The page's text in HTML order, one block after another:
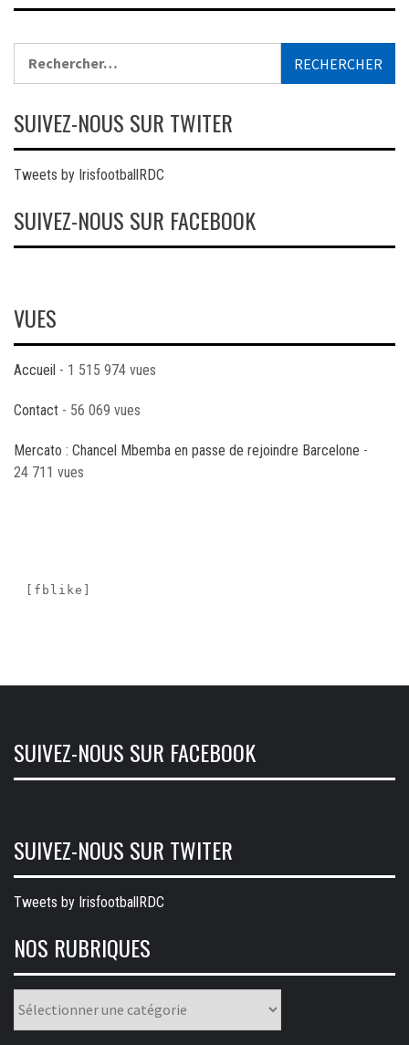
SUIVEZ-NOUS SUR TWITER
Tweets by IrisfootballRDC
SUIVEZ-NOUS SUR FACEBOOK
VUES
Accueil - 1 515 974 vues
Contact - 56 069 vues
Mercato : Chancel Mbemba en passe de rejoindre Barcelone -
24 711 vues
[fblike]
SUIVEZ-NOUS SUR FACEBOOK
SUIVEZ-NOUS SUR TWITER
Tweets by IrisfootballRDC
NOS RUBRIQUES
rubriques